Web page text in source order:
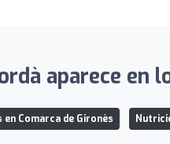
aparece en
Comarca de Gironès